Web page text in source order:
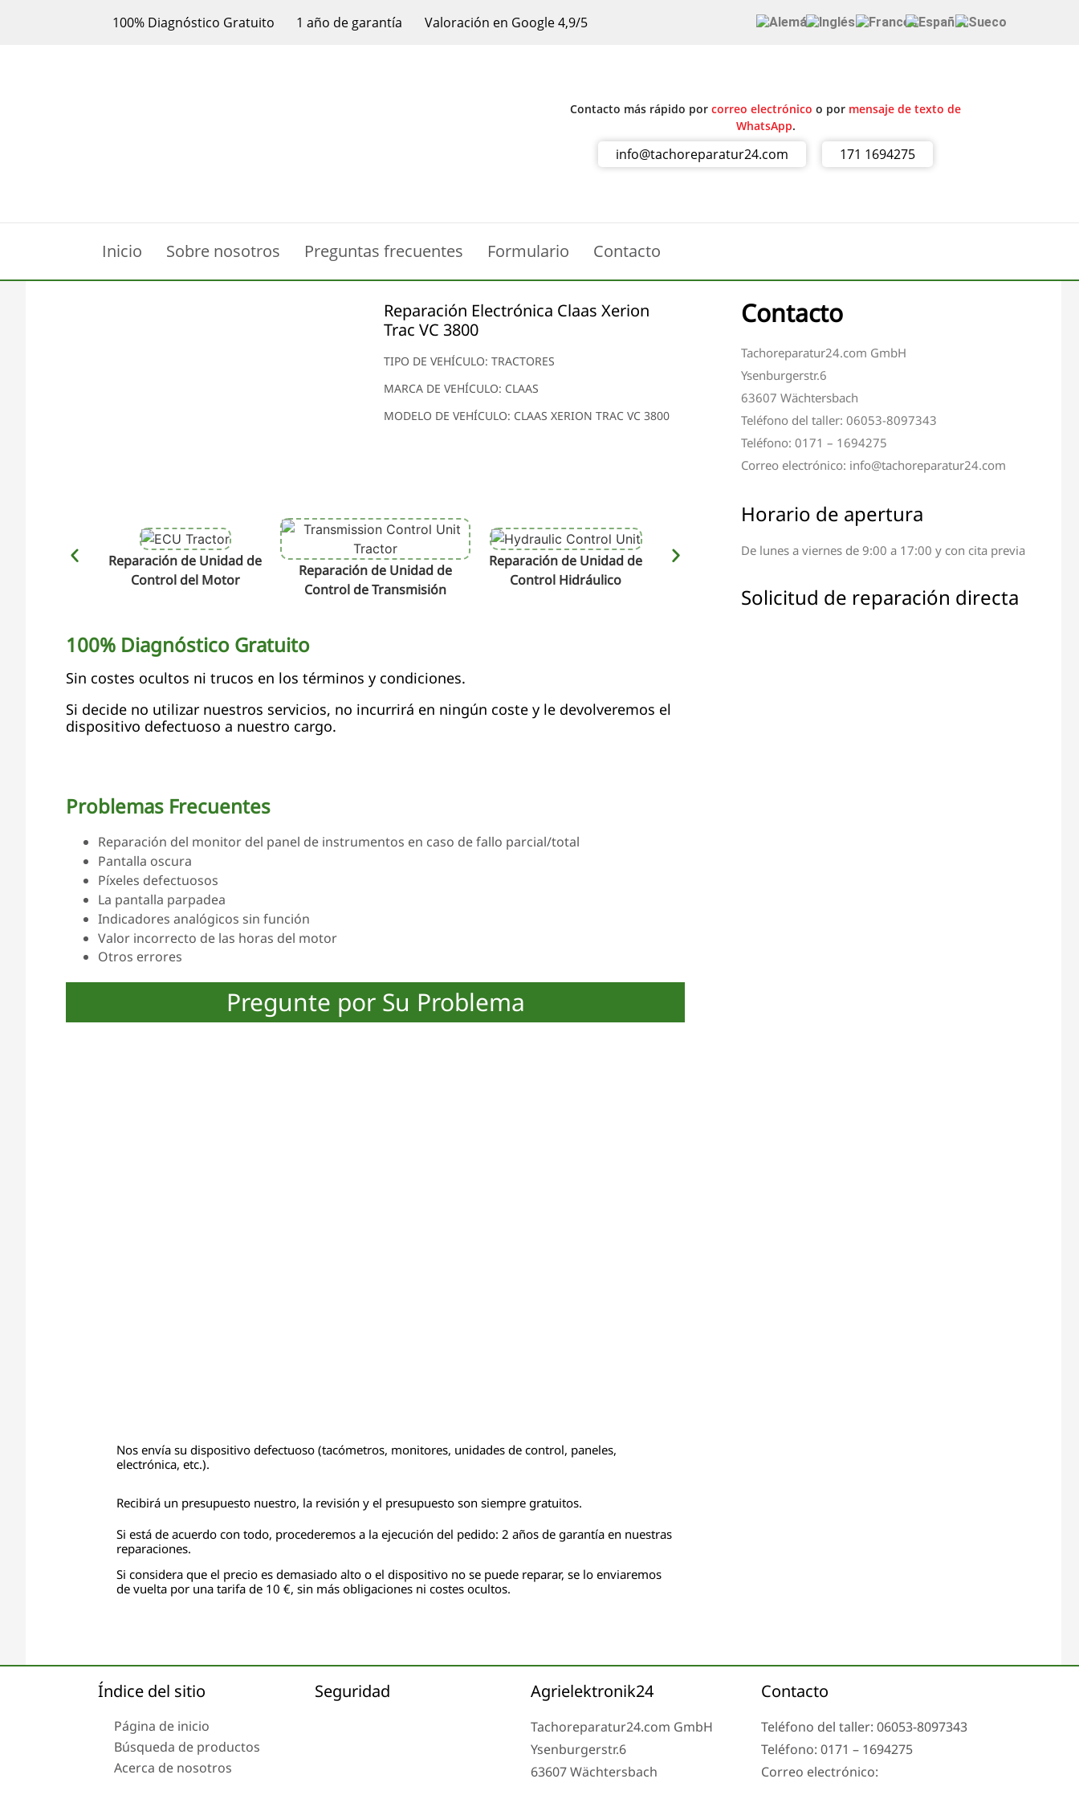
100% Diagnóstico Gratuito 1 año de garantía Valoración en Google 4,9/5
Contacto más rápido porcorreo electrónico o por mensaje de texto de
WhatsApp.
info@tachoreparatur24.com 171 1694275
Inicio Sobre nosotros Preguntas frecuentes Formulario Contacto
Reparación Electrónica Claas Xerion
Trac VC 3800
TIPO DE VEHÍCULO: TRACTORES
MARCA DE VEHÍCULO: CLAAS
MODELO DE VEHÍCULO: CLAAS XERION TRAC VC 3800
Reparación de Unidad de
Control del Motor
Reparación de Unidad de
Control de Transmisión
Reparación de Unidad de
Control Hidráulico
Reparación de Terminal y
Componentes Electrónicos
100% Diagnóstico Gratuito
Sin costes ocultos ni trucos en los términos y condiciones.
Si decide no utilizar nuestros servicios, no incurrirá en ningún coste y le devolveremos el
dispositivo defectuoso a nuestro cargo.
Problemas Frecuentes
Reparación del monitor del panel de instrumentos en caso de fallo parcial/total
Pantalla oscura
Píxeles defectuosos
La pantalla parpadea
Indicadores analógicos sin función
Valor incorrecto de las horas del motor
Otros errores
Pregunte por Su Problema
Nos envía su dispositivo defectuoso (tacómetros, monitores, unidades de control, paneles,
electrónica, etc.).
Recibirá un presupuesto nuestro, la revisión y el presupuesto son siempre gratuitos.
Si está de acuerdo con todo, procederemos a la ejecución del pedido: 2 años de garantía en nuestras
reparaciones.
Si considera que el precio es demasiado alto o el dispositivo no se puede reparar, se lo enviaremos
de vuelta por una tarifa de 10 €, sin más obligaciones ni costes ocultos.
Contacto
Tachoreparatur24.com GmbH
Ysenburgerstr.6
63607 Wächtersbach
Teléfono del taller: 06053-8097343
Teléfono: 0171 – 1694275
Correo electrónico: info@tachoreparatur24.com
Horario de apertura
De lunes a viernes de 9:00 a 17:00 y con cita previa
Solicitud de reparación directa
Índice del sitio
Página de inicio
Búsqueda de productos
Acerca de nosotros
Seguridad Agrielektronik24
Tachoreparatur24.com GmbH
Ysenburgerstr.6
63607 Wächtersbach
Contacto
Teléfono del taller: 06053-8097343
Teléfono: 0171 – 1694275
Correo electrónico: